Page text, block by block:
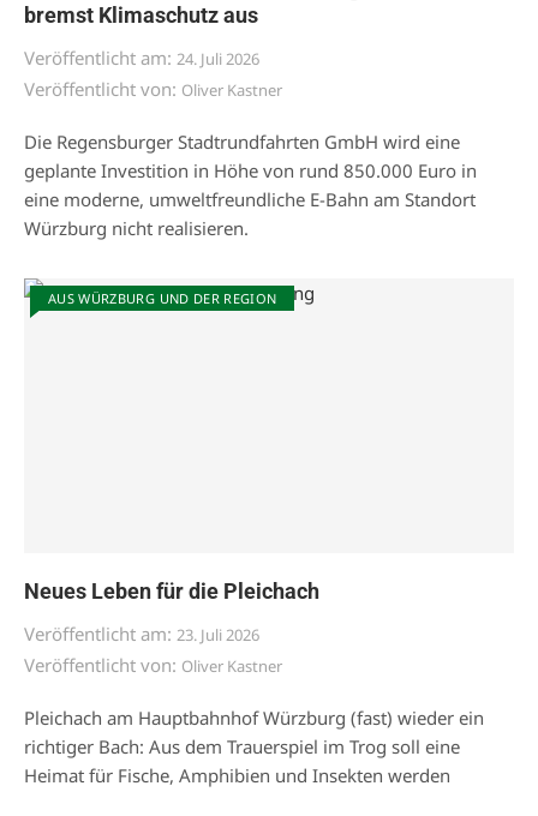
bremst Klimaschutz aus
Veröffentlicht am: 24. Juli 2026
Veröffentlicht von: Oliver Kastner
Die Regensburger Stadtrundfahrten GmbH wird eine
geplante Investition in Höhe von rund 850.000 Euro in
eine moderne, umweltfreundliche E-Bahn am Standort
Würzburg nicht realisieren.
AUS WÜRZBURG UND DER REGION
Neues Leben für die Pleichach
Veröffentlicht am: 23. Juli 2026
Veröffentlicht von: Oliver Kastner
Pleichach am Hauptbahnhof Würzburg (fast) wieder ein
richtiger Bach: Aus dem Trauerspiel im Trog soll eine
Heimat für Fische, Amphibien und Insekten werden